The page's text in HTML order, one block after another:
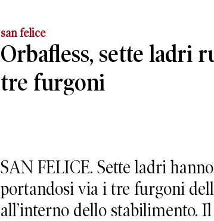
san felice
Orbafless, sette ladri
tre furgoni
SAN FELICE. Sette ladri
portandosi via i tre furgoni
all’interno dello stabilimento.